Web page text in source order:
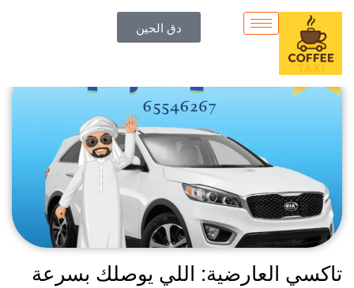
دق الحين التصنيف: نقل عائلي
تاكسي العارضية: اللي يوصلك بسرعة